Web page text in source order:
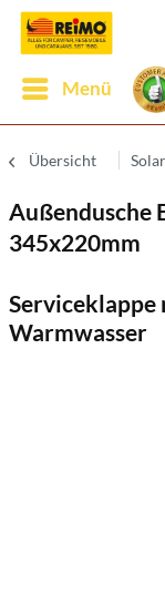
Menü
Übersicht
Außendusche
345x220mm
Serviceklappe
Warmwasser